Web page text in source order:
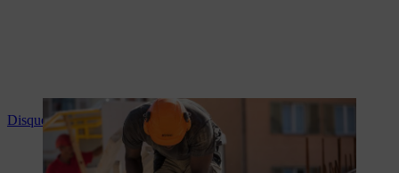
Disques de coupe et de découpeuses STIHL